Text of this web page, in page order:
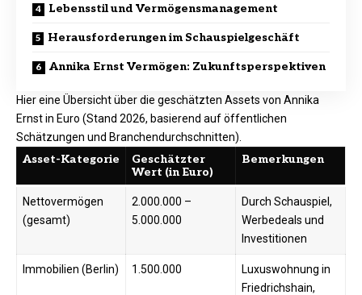
Lebensstil und Vermögensmanagement
Herausforderungen im Schauspielgeschäft
Annika Ernst Vermögen: Zukunftsperspektiven
Hier eine Übersicht über die geschätzten Assets von Annika
Ernst in Euro (Stand 2026, basierend auf öffentlichen
Schätzungen und Branchendurchschnitten).
Asset-Kategorie
Geschätzter
Wert (in Euro)
Bemerkungen
Nettovermögen
(gesamt)
2.000.000 –
5.000.000
Durch Schauspiel,
Werbedeals und
Investitionen
Immobilien (Berlin) 1.500.000
Luxuswohnung in
Friedrichshain,